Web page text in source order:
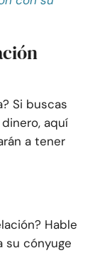
Si buscas
aquí
a tener
Hable
su cónyuge